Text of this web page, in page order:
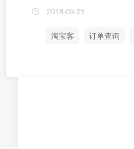
2018-09-21
淘宝客 订单查询